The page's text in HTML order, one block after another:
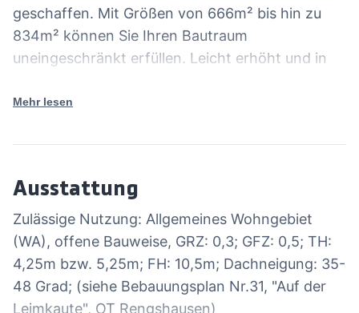
geschaffen. Mit Größen von 666m² bis hin zu
834m² können Sie Ihren Bautraum
uneingeschränkt erfüllen. Leicht erhöht und in
Nachbarn. Überzeugen Sie sich selber vor Ort
mit uns. Der hier angegebene Kaufpreis bezieht
Bild).
Mehr lesen
Ausstattung
Zulässige Nutzung: Allgemeines Wohngebiet
(WA), offene Bauweise, GRZ: 0,3; GFZ: 0,5; TH:
4,25m bzw. 5,25m; FH: 10,5m; Dachneigung: 35-
48 Grad; (siehe Bebauungsplan Nr.31, "Auf der
Leimkaute", OT Rengshausen)